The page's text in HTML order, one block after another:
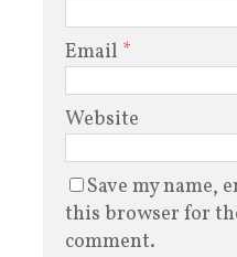
Email *
Website
Save my name,
this browser for
comment.